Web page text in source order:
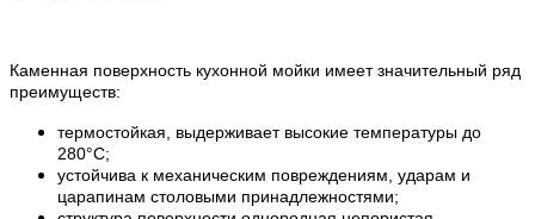
Каменная поверхность кухонной мойки имеет значительный ряд
преимуществ:
термостойкая, выдерживает высокие температуры до
280°С;
устойчива к механическим повреждениям, ударам и
царапинам столовыми принадлежностями;